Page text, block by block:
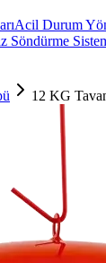
Acil Durum
Söndürme
12 KG